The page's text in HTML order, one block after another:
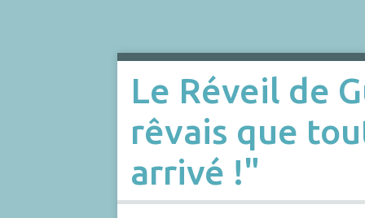
Le Réveil de
rêvais que
arrivé !"